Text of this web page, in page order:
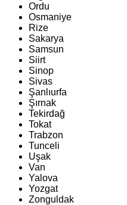
Ordu
Osmaniye
Rize
Sakarya
Samsun
Siirt
Sinop
Sivas
Şanlıurfa
Şırnak
Tekirdağ
Tokat
Trabzon
Tunceli
Uşak
Van
Yalova
Yozgat
Zonguldak